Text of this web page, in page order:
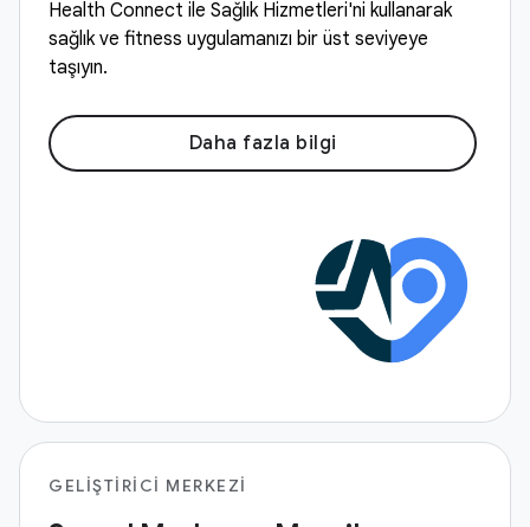
Health Connect ile Sağlık Hizmetleri'ni kullanarak
sağlık ve fitness uygulamanızı bir üst seviyeye
taşıyın.
Daha fazla bilgi
GELIŞTIRICI MERKEZI